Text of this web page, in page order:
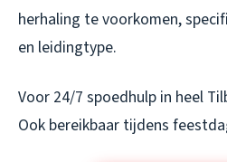
herhaling te voorkomen,
en leidingtype.
Voor 24/7 spoedhulp in heel
Ook bereikbaar tijdens